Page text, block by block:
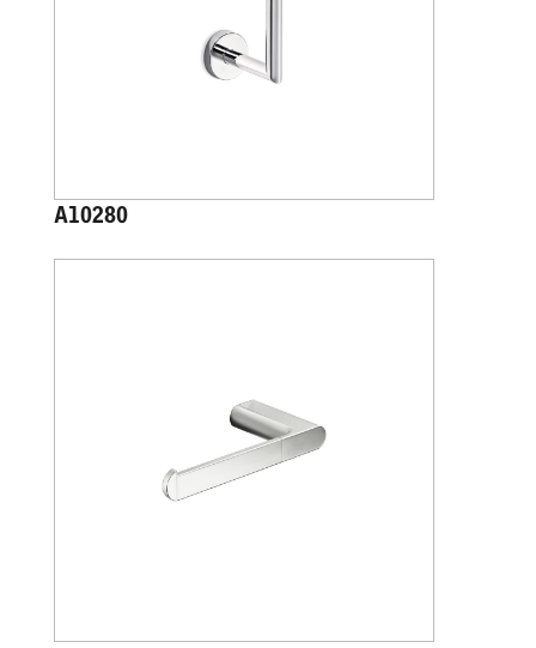
A10280